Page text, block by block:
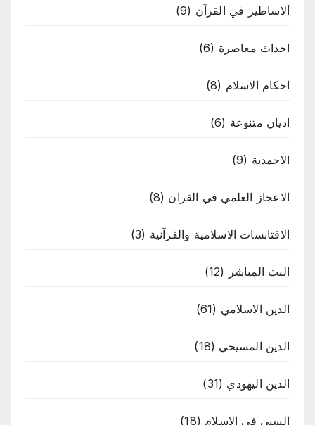
ألاساطير في القرآن (9)
احداث معاصرة (6)
احكام الاسلام (8)
اديان متنوعة (6)
الاحمدية (9)
الاعجاز العلمي في القران (8)
الاقتابسات الاسلامية والقرآنية (3)
البث المباشر (12)
الدين الاسلامي (61)
الدين المسيحي (18)
الدين اليهودي (31)
السبي في الاسلام (18)